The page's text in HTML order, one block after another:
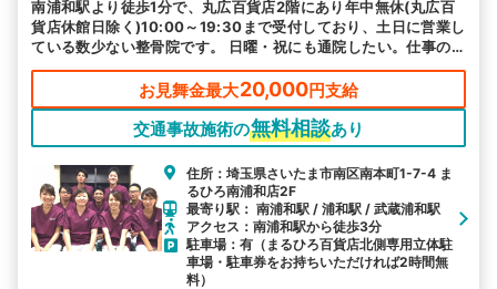
南浦和駅より徒歩1分で、丸広百貨店2階にあり年中無休(丸広百
貨店休館日除く)10:00～19:30まで受付しており、土日に営業し
ている数少ない整骨院です。 日曜・祝にも通院したい。仕事の
昼休憩中になどお困りの方は当院にお任せ下さい。提携駐車場無
料で車でのご来院も可能です。
お見舞金最大20,000円支給
交通事故施術の無料相談あり
住所：埼玉県さいたま市南区南本町1-7-4 ま
るひろ南浦和店2F
最寄り駅： 南浦和駅 / 浦和駅 / 武蔵浦和駅
アクセス：南浦和駅から徒歩3分
駐車場：有（まるひろ百貨店北側専用立体駐
車場・駐車券をお持ちいただければ2時間無
料）